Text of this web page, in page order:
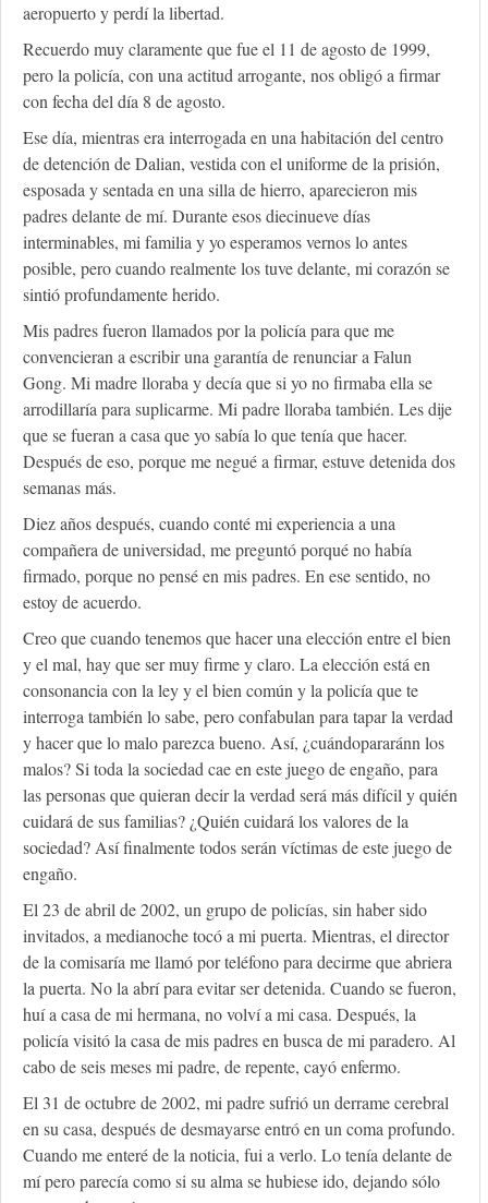
aeropuerto y perdí la libertad.
Recuerdo muy claramente que fue el 11 de agosto de 1999,
pero la policía, con una actitud arrogante, nos obligó a firmar
con fecha del día 8 de agosto.
Ese día, mientras era interrogada en una habitación del centro
de detención de Dalian, vestida con el uniforme de la prisión,
esposada y sentada en una silla de hierro, aparecieron mis
padres delante de mí. Durante esos diecinueve días
interminables, mi familia y yo esperamos vernos lo antes
posible, pero cuando realmente los tuve delante, mi corazón se
sintió profundamente herido.
Mis padres fueron llamados por la policía para que me
convencieran a escribir una garantía de renunciar a Falun
Gong. Mi madre lloraba y decía que si yo no firmaba ella se
arrodillaría para suplicarme. Mi padre lloraba también. Les dije
que se fueran a casa que yo sabía lo que tenía que hacer.
Después de eso, porque me negué a firmar, estuve detenida dos
semanas más.
Diez años después, cuando conté mi experiencia a una
compañera de universidad, me preguntó porqué no había
firmado, porque no pensé en mis padres. En ese sentido, no
estoy de acuerdo.
Creo que cuando tenemos que hacer una elección entre el bien
y el mal, hay que ser muy firme y claro. La elección está en
consonancia con la ley y el bien común y la policía que te
interroga también lo sabe, pero confabulan para tapar la verdad
y hacer que lo malo parezca bueno. Así, ¿cuándopararánn los
malos? Si toda la sociedad cae en este juego de engaño, para
las personas que quieran decir la verdad será más difícil y quién
cuidará de sus familias? ¿Quién cuidará los valores de la
sociedad? Así finalmente todos serán víctimas de este juego de
engaño.
El 23 de abril de 2002, un grupo de policías, sin haber sido
invitados, a medianoche tocó a mi puerta. Mientras, el director
de la comisaría me llamó por teléfono para decirme que abriera
la puerta. No la abrí para evitar ser detenida. Cuando se fueron,
huí a casa de mi hermana, no volví a mi casa. Después, la
policía visitó la casa de mis padres en busca de mi paradero. Al
cabo de seis meses mi padre, de repente, cayó enfermo.
El 31 de octubre de 2002, mi padre sufrió un derrame cerebral
en su casa, después de desmayarse entró en un coma profundo.
Cuando me enteré de la noticia, fui a verlo. Lo tenía delante de
mí pero parecía como si su alma se hubiese ido, dejando sólo